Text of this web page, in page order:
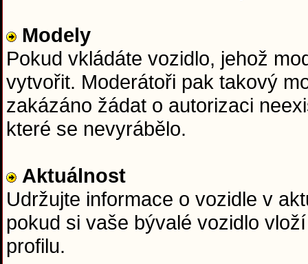
Modely
Pokud vkládáte vozidlo, jehož
vytvořit. Moderátoři pak takový
zakázáno žádat o autorizaci
které se nevyrábělo.
Aktuálnost
Udržujte informace o vozidle v
pokud si vaše bývalé vozidlo
profilu.